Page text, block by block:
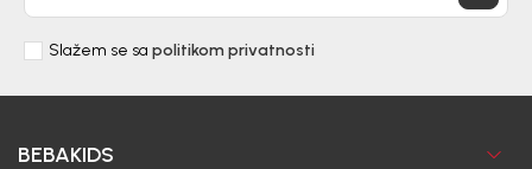
Slažem se sa politikom privatnosti
BEBAKIDS